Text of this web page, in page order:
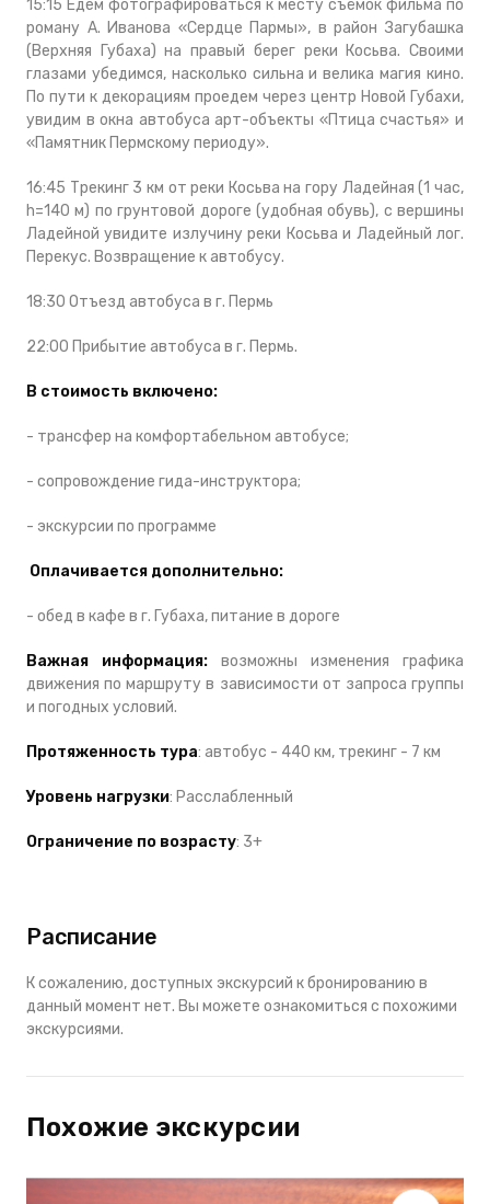
15:15 Едем фотографироваться к месту съёмок фильма по
роману А. Иванова «Сердце Пармы», в район Загубашка
(Верхняя Губаха) на правый берег реки Косьва. Своими
глазами убедимся, насколько сильна и велика магия кино.
По пути к декорациям проедем через центр Новой Губахи,
увидим в окна автобуса арт-объекты «Птица счастья» и
«Памятник Пермскому периоду».
16:45 Трекинг 3 км от реки Косьва на гору Ладейная (1 час,
h=140 м) по грунтовой дороге (удобная обувь), с вершины
Ладейной увидите излучину реки Косьва и Ладейный лог.
Перекус. Возвращение к автобусу.
18:30 Отъезд автобуса в г. Пермь
22:00 Прибытие автобуса в г. Пермь.
В стоимость включено:
- трансфер на комфортабельном автобусе;
- сопровождение гида-инструктора;
- экскурсии по программе
Оплачивается дополнительно:
- обед в кафе в г. Губаха, питание в дороге
Важная информация: возможны изменения графика
движения по маршруту в зависимости от запроса группы
и погодных условий.
Протяженность тура: автобус - 440 км, трекинг - 7 км
Уровень нагрузки: Расслабленный
Ограничение по возрасту: 3+
Расписание
К сожалению, доступных экскурсий к бронированию в
данный момент нет. Вы можете ознакомиться с похожими
экскурсиями.
Похожие экскурсии